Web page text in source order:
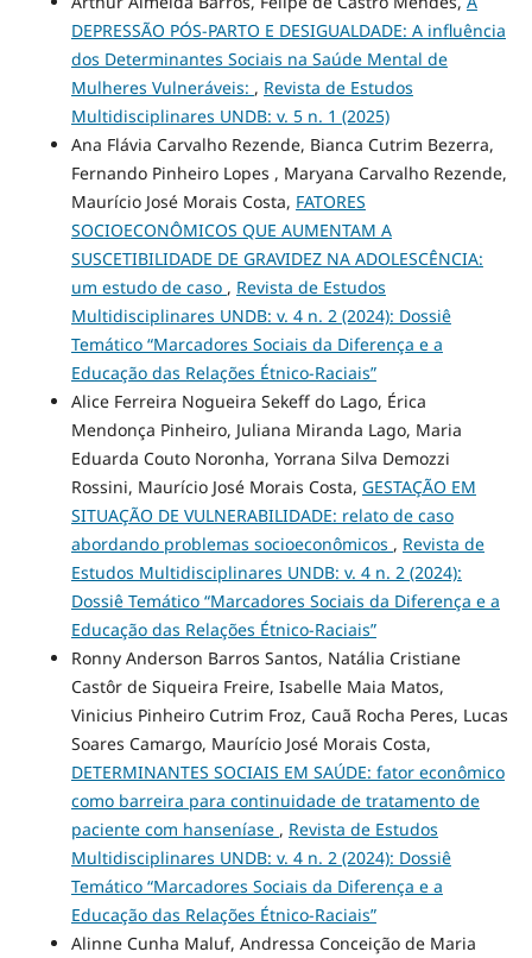
DEPRESSÃO PÓS-PARTO E DESIGUALDADE: A influência
dos Determinantes Sociais na Saúde Mental de
Mulheres Vulneráveis: , Revista de Estudos
Multidisciplinares UNDB: v. 5 n. 1 (2025)
Ana Flávia Carvalho Rezende, Bianca Cutrim Bezerra,
Fernando Pinheiro Lopes , Maryana Carvalho Rezende,
Maurício José Morais Costa, FATORES
SOCIOECONÔMICOS QUE AUMENTAM A
SUSCETIBILIDADE DE GRAVIDEZ NA ADOLESCÊNCIA:
um estudo de caso , Revista de Estudos
Multidisciplinares UNDB: v. 4 n. 2 (2024): Dossiê
Temático “Marcadores Sociais da Diferença e a
Educação das Relações Étnico-Raciais”
Alice Ferreira Nogueira Sekeff do Lago, Érica
Mendonça Pinheiro, Juliana Miranda Lago, Maria
Eduarda Couto Noronha, Yorrana Silva Demozzi
Rossini, Maurício José Morais Costa, GESTAÇÃO EM
SITUAÇÃO DE VULNERABILIDADE: relato de caso
abordando problemas socioeconômicos , Revista de
Estudos Multidisciplinares UNDB: v. 4 n. 2 (2024):
Dossiê Temático “Marcadores Sociais da Diferença e a
Educação das Relações Étnico-Raciais”
Ronny Anderson Barros Santos, Natália Cristiane
Castôr de Siqueira Freire, Isabelle Maia Matos,
Vinicius Pinheiro Cutrim Froz, Cauã Rocha Peres, Lucas
Soares Camargo, Maurício José Morais Costa,
DETERMINANTES SOCIAIS EM SAÚDE: fator econômico
como barreira para continuidade de tratamento de
paciente com hanseníase , Revista de Estudos
Multidisciplinares UNDB: v. 4 n. 2 (2024): Dossiê
Temático “Marcadores Sociais da Diferença e a
Educação das Relações Étnico-Raciais”
Alinne Cunha Maluf, Andressa Conceição de Maria